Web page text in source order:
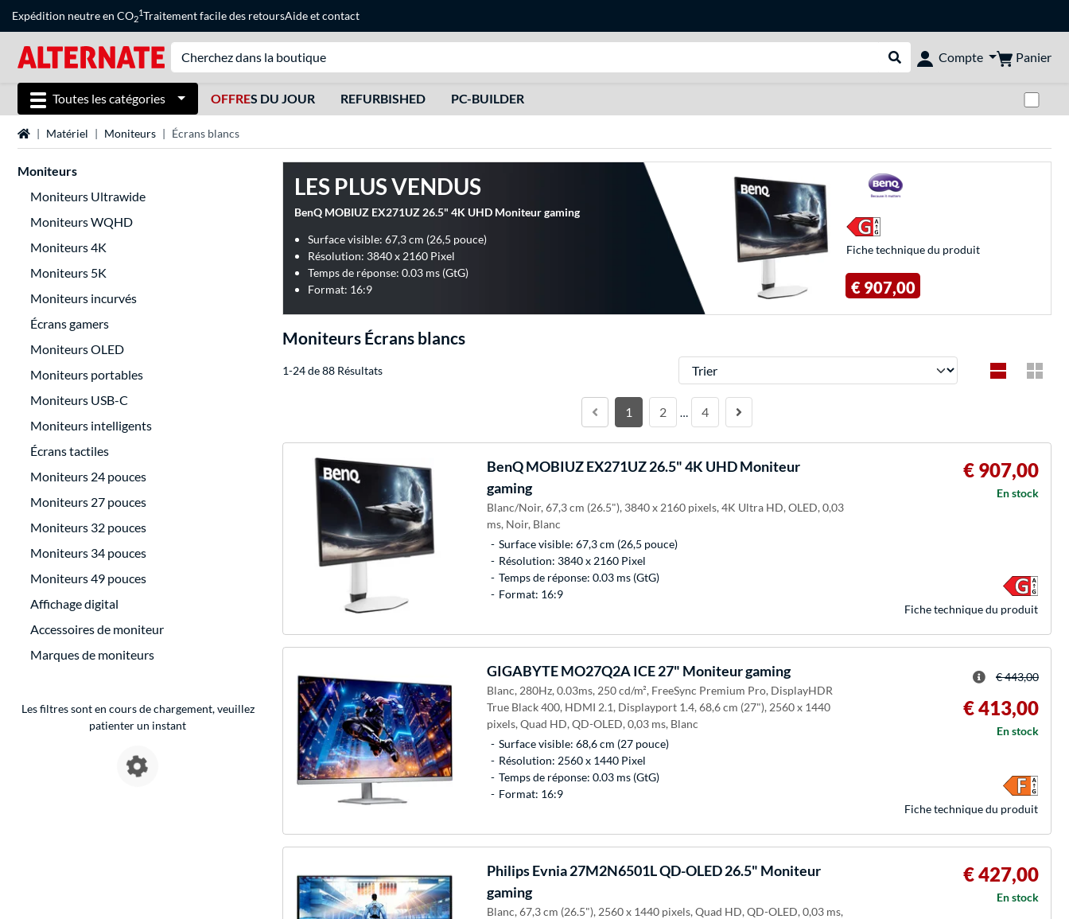
Expédition neutre en CO2
1Traitement facile des retoursAideetcontact
Rechercher dans le shop
Compte Panier
Toutes les catégories OFFRES DU JOUR REFURBISHED PC-BUILDER
Page d'accueil
Matériel Moniteurs Écrans blancs
Moniteurs
Moniteurs Ultrawide
Moniteurs WQHD
Moniteurs 4K
Moniteurs 5K
Moniteurs incurvés
Écrans gamers
Moniteurs OLED
Moniteurs portables
Moniteurs USB-C
Moniteurs intelligents
Écrans tactiles
Moniteurs 24 pouces
Moniteurs 27 pouces
Moniteurs 32 pouces
Moniteurs 34 pouces
Moniteurs 49 pouces
Affichage digital
Accessoires de moniteur
Marques de moniteurs
Les filtres sont en cours de chargement, veuillez
patienter un instant
LES PLUS VENDUS
BenQ MOBIUZ EX271UZ 26.5" 4K UHD Moniteur gaming
Surface visible: 67,3 cm (26,5 pouce)
Résolution: 3840 x 2160 Pixel
Temps de réponse: 0.03 ms (GtG)
Format: 16:9
Fiche technique du produit
€ 907,00
Moniteurs Écrans blancs
1-24 de 88 Résultats Trier
1 2 … 4
BenQMOBIUZ EX271UZ 26.5" 4K UHD Moniteur
gaming
Blanc/Noir, 67,3 cm (26.5"), 3840 x 2160 pixels, 4K Ultra HD, OLED, 0,03
ms, Noir, Blanc
Surface visible: 67,3 cm (26,5 pouce)
Résolution: 3840 x 2160 Pixel
Temps de réponse: 0.03 ms (GtG)
Format: 16:9
€ 907,00
En stock
Fiche technique du produit
GIGABYTEMO27Q2A ICE 27" Moniteur gaming
Blanc, 280Hz, 0.03ms, 250 cd/m², FreeSync Premium Pro, DisplayHDR
True Black 400, HDMI 2.1, Displayport 1.4, 68,6 cm (27"), 2560 x 1440
pixels, Quad HD, QD-OLED, 0,03 ms, Blanc
Surface visible: 68,6 cm (27 pouce)
Résolution: 2560 x 1440 Pixel
Temps de réponse: 0.03 ms (GtG)
Format: 16:9
€ 443,00
€ 413,00
En stock
Fiche technique du produit
PhilipsEvnia 27M2N6501L QD-OLED 26.5" Moniteur
gaming
Blanc, 67,3 cm (26.5"), 2560 x 1440 pixels, Quad HD, QD-OLED, 0,03 ms,
€ 427,00
En stock